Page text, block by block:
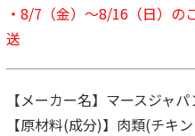
・8/7（金）～8/16（日）の
送
【メーカー名】マースジャ
【原材料(成分)】肉類(チキ